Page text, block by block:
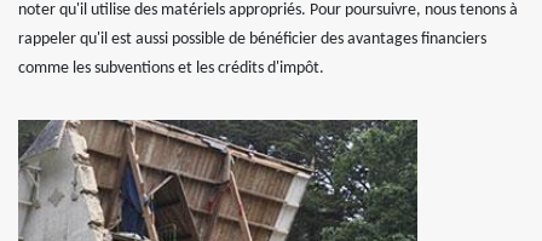
noter qu'il utilise des matériels appropriés. Pour poursuivre, nous tenons à
rappeler qu'il est aussi possible de bénéficier des avantages financiers
comme les subventions et les crédits d'impôt.